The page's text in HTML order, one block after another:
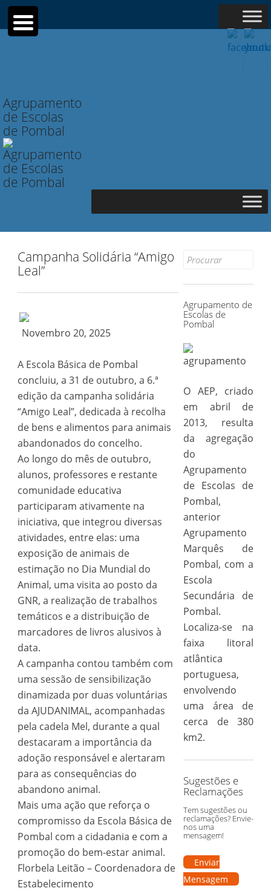
Agrupamento
de Escolas
de Pombal
Campanha Solidária “Amigo
Leal”
Novembro 20, 2025
A Escola Básica de Pombal
concluiu, a 31 de outubro, a 6.ª
edição da campanha solidária
“Amigo Leal”, dedicada à recolha
de bens e alimentos para animais
abandonados do concelho.
Ao longo do mês de outubro,
alunos, professores e restante
comunidade educativa
participaram ativamente na
iniciativa, que integrou diversas
atividades, entre elas: uma
exposição de animais de
estimação no Dia Mundial do
Animal, uma visita ao posto da
GNR, a realização de trabalhos
temáticos e a distribuição de
marcadores de livros alusivos à
data.
A campanha contou também com
uma sessão de sensibilização
dinamizada por duas voluntárias
da AJUDANIMAL, acompanhadas
pela cadela Mel, durante a qual
destacaram a importância da
adoção responsável e alertaram
para as consequências do
abandono animal.
Mais uma ação que reforça o
compromisso da Escola Básica de
Pombal com a cidadania e com a
promoção do bem-estar animal.
Florbela Leitão – Coordenadora de
Estabelecimento
Search
Agrupamento de
Escolas de
Pombal
O AEP, criado
em abril de
2013, resulta
da agregação
do
Agrupamento
de Escolas de
Pombal,
anterior
Agrupamento
Marquês de
Pombal, com a
Escola
Secundária de
Pombal.
Localiza-se na
faixa litoral
atlântica
portuguesa,
envolvendo
uma área de
cerca de 380
km2.
Sugestões e
Reclamações
Tem sugestões ou
reclamações? Envie-
nos uma
mensagem!
Enviar
Mensagem